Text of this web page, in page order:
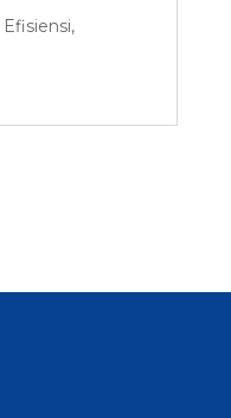
Efisiensi,